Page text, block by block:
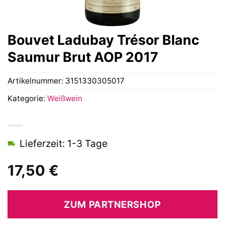
Bouvet Ladubay Trésor Blanc
Saumur Brut AOP 2017
17,50 €
Lieferzeit: 1-3 Tage
ZUM PARTNERSHOP
Artikelnummer: 3151330305017
Kategorie: Weißwein